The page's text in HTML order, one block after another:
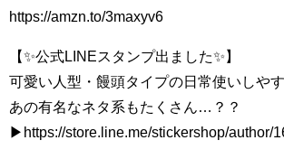
https://amzn.to/3maxyv6
【✨公式LINEスタンプ出ました✨】
可愛い人型・饅頭タイプの日常使いしや
あの有名なネタ系もたくさん…？？
▶https://store.line.me/stickershop/author/